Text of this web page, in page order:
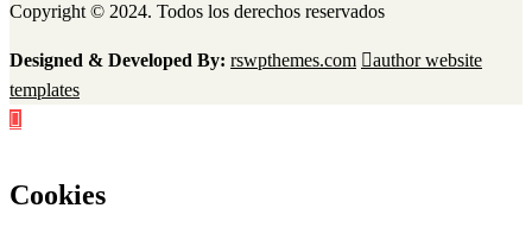
Copyright © 2024. Todos los derechos reservados
Designed & Developed By: rswpthemes.com
author website
templates
Cookies